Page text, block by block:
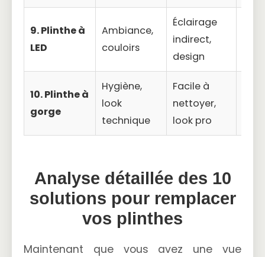
9. Plinthe à
LED
Ambiance,
couloirs
Éclairage
indirect,
design
10. Plinthe à
gorge
Hygiène,
look
technique
Facile à
nettoyer,
look pro
Analyse détaillée des 10
solutions pour remplacer
vos plinthes
Maintenant que vous avez une vue